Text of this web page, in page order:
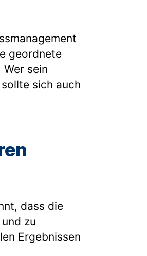
geordnete
sein
sich auch
dass die
zu
Ergebnissen